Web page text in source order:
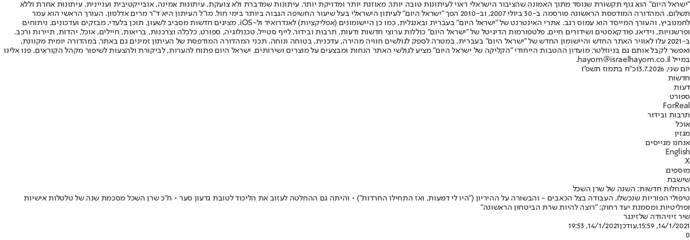
"ישראל היום" הוא גוף תקשורת שנוסד מתוך האמונה שהציבור הישראלי ראוי לעיתונות טובה יותר, מאוזנת יותר ומדויקת יותר. עיתונות שמדברת ולא צועקת. עיתונות אמינה, אובייקטיבית ועניינית. עיתונות אחרת וללא
תשלום. המהדורה המודפסת הראשונה פורסמה ב-30 ביולי 2007, וב-2010 הפך "ישראל היום" לעיתון הישראלי בעל שיעור החשיפה הגבוה ביותר בימי חול. מו"ל העיתון היא ד"ר מרים אדלסון. העורך הראשי הוא עמר
לחמנוביץ, והעורך המייסד הוא עמוס רגב. אתרי האינטרנט של "ישראל היום" בעברית ובאנגלית, כמו כן היישומונים (אפליקציות) לאנדרואיד ול-iOS, מציגים חדשות מסביב לשעון, תוכן בלעדי, מבזקים ועדכונים, ניתוחים
ופרשנויות, וידיאו, פודקאסטים ושידורים חיים. פלטפורמות הדיגיטל של "ישראל היום" כוללות ערוצי חדשות ודעות, תרבות ובידור, לייף סטייל, טכנולוגיה, ספורט, כלכלה וצרכנות, בריאות, חיילים, אוכל, יהדות, תיירות ורכב.
ב-2021 עלו לאוויר האתר החדש והיישומון החדש של "ישראל היום" בעברית, במטרה לספק לגולשים חוויה מהירה, עדכנית, בטוחה ונוחה. תכני המהדורה המודפסת של העיתון זמינים גם באתר, במהדורה יומית מקוונת,
ואפשר לקבל אותם גם בניוזלטר. מועדון ההטבות הייחודי "הקליקה של ישראל היום" מציע לגולשי האתר הנחות ומבצעים על מוצרים ושירותים. ישראל היום פתוח להערות, לביקורת ולהצעות לשיפור מקהל הקוראים. פנו אלינו
במייל hayom@israelhayom.co.il.
יום שני, 13.7.2026
כ"ח בתמוז תשפ"ו
חדשות
דעות
ספורט
ForReal
תרבות ובידור
אוכל
מגזין
אנחנו מגייסים
English
X
מוספים
שישבת
התחלות חדשות: השנה של שרן השכל
טיפולי הפוריות שנכשלו, העבודה בצל הכאבים - והבשורה על ההיריון ("היו לי דמעות, ואז התחילו החרדות") • והיתה גם ההחלטה לעזוב את הליכוד לטובת גדעון סער • ח"כ שרן השכל מסכמת שנה של טלטלות אישיות
ופוליטיות ומסמנת יעד רחוק: "רוצה להיות שרת הביטחון הראשונה"
שיר זיויהודה שלזינגר
14/1/2021, 15:59
,עודכן14/1/2021, 19:53
0